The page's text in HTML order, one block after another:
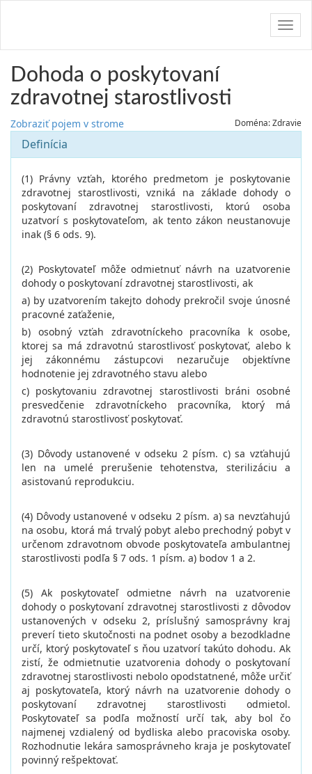
Dohoda o poskytovaní
zdravotnej starostlivosti
Zobraziť pojem v strome Doména: Zdravie
Definícia
(1) Právny vzťah, ktorého predmetom je poskytovanie
zdravotnej starostlivosti, vzniká na základe dohody o
poskytovaní zdravotnej starostlivosti, ktorú osoba
uzatvorí s poskytovateľom, ak tento zákon neustanovuje
inak (§ 6 ods. 9).
(2) Poskytovateľ môže odmietnuť návrh na uzatvorenie
dohody o poskytovaní zdravotnej starostlivosti, ak
a) by uzatvorením takejto dohody prekročil svoje únosné
pracovné zaťaženie,
b) osobný vzťah zdravotníckeho pracovníka k osobe,
ktorej sa má zdravotnú starostlivosť poskytovať, alebo k
jej zákonnému zástupcovi nezaručuje objektívne
hodnotenie jej zdravotného stavu alebo
c) poskytovaniu zdravotnej starostlivosti bráni osobné
presvedčenie zdravotníckeho pracovníka, ktorý má
zdravotnú starostlivosť poskytovať.
(3) Dôvody ustanovené v odseku 2 písm. c) sa vzťahujú
len na umelé prerušenie tehotenstva, sterilizáciu a
asistovanú reprodukciu.
(4) Dôvody ustanovené v odseku 2 písm. a) sa nevzťahujú
na osobu, ktorá má trvalý pobyt alebo prechodný pobyt v
určenom zdravotnom obvode poskytovateľa ambulantnej
starostlivosti podľa § 7 ods. 1 písm. a) bodov 1 a 2.
(5) Ak poskytovateľ odmietne návrh na uzatvorenie
dohody o poskytovaní zdravotnej starostlivosti z dôvodov
ustanovených v odseku 2, príslušný samosprávny kraj
preverí tieto skutočnosti na podnet osoby a bezodkladne
určí, ktorý poskytovateľ s ňou uzatvorí takúto dohodu. Ak
zistí, že odmietnutie uzatvorenia dohody o poskytovaní
zdravotnej starostlivosti nebolo opodstatnené, môže určiť
aj poskytovateľa, ktorý návrh na uzatvorenie dohody o
poskytovaní zdravotnej starostlivosti odmietol.
Poskytovateľ sa podľa možností určí tak, aby bol čo
najmenej vzdialený od bydliska alebo pracoviska osoby.
Rozhodnutie lekára samosprávneho kraja je poskytovateľ
povinný rešpektovať.